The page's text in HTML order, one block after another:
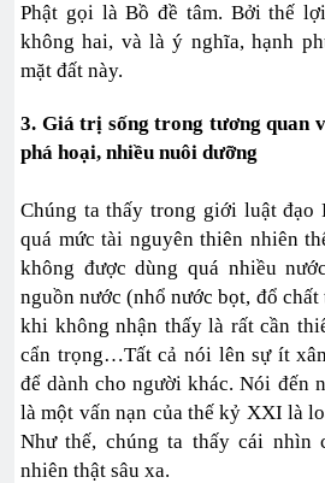
Phật gọi là Bồ đề tâm. Bởi thế
không hai, và là ý nghĩa, hạnh
mặt đất này.
3. Giá trị sống trong tương quan
phá hoại, nhiều nuôi dưỡng
Chúng ta thấy trong giới luật đạo
quá mức tài nguyên thiên nhiên
không được dùng quá nhiều
nguồn nước (nhổ nước bọt, đổ
khi không nhận thấy là rất cần
cẩn trọng…Tất cả nói lên sự ít
để dành cho người khác. Nói đến
là một vấn nạn của thế kỷ XXI là
Như thế, chúng ta thấy cái nhìn
nhiên thật sâu xa.